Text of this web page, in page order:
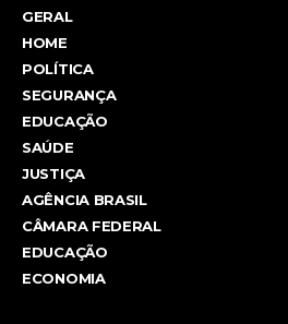
GERAL
HOME
POLÍTICA
SEGURANÇA
EDUCAÇÃO
SAÚDE
JUSTIÇA
AGÊNCIA BRASIL
CÂMARA FEDERAL
EDUCAÇÃO
ECONOMIA